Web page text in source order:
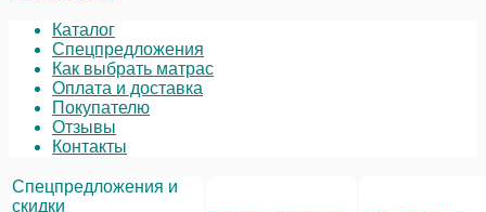
Каталог
Спецпредложения
Как выбрать матрас
Оплата и доставка
Покупателю
Отзывы
Контакты
Спецпредложения и
скидки